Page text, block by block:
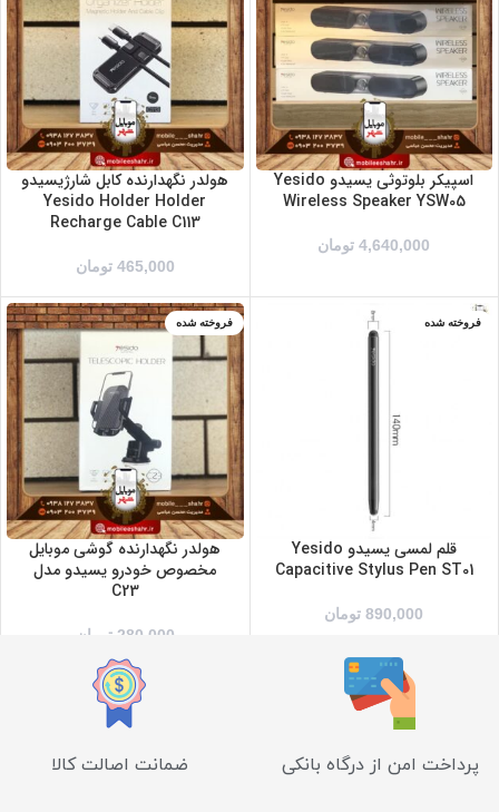
اسپیکر بلوتوثی یسیدو Yesido
Wireless Speaker YSW05
4,640,000 تومان
هولدر نگهدارنده کابل شارژیسیدو
Yesido Holder Holder
Recharge Cable C113
465,000 تومان
فروخته شده
قلم لمسی یسیدو Yesido
Capacitive Stylus Pen ST01
890,000 تومان
فروخته شده
هولدر نگهدارنده گوشی موبایل
مخصوص خودرو یسیدو مدل
C23
280,000 تومان
پرداخت امن از درگاه بانکی ضمانت اصالت کالا